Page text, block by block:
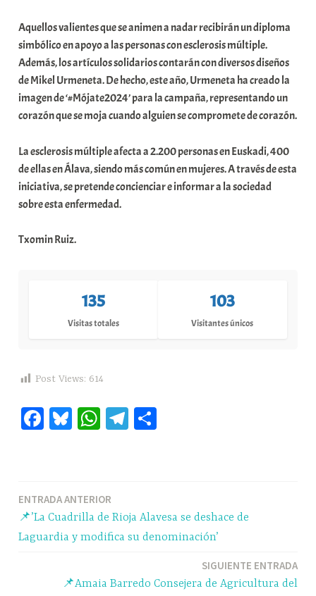
Aquellos valientes que se animen a nadar recibirán un diploma
simbólico en apoyo a las personas con esclerosis múltiple.
Además, los artículos solidarios contarán con diversos diseños
de Mikel Urmeneta. De hecho, este año, Urmeneta ha creado la
imagen de ‘#Mójate2024’ para la campaña, representando un
corazón que se moja cuando alguien se compromete de corazón.
La esclerosis múltiple afecta a 2.200 personas en Euskadi, 400
de ellas en Álava, siendo más común en mujeres. A través de esta
iniciativa, se pretende concienciar e informar a la sociedad
sobre esta enfermedad.
Txomin Ruiz.
135
Visitas totales
103
Visitantes únicos
Post Views: 614
Fa Bl W
pp
Te
m rti
r
Navegación
de
ENTRADA ANTERIOR
📌’La Cuadrilla de Rioja Alavesa se deshace de
Laguardia y modifica su denominación’
SIGUIENTE ENTRADA
📌Amaia Barredo Consejera de Agricultura del